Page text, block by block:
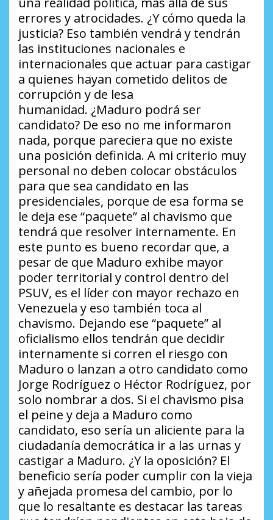
errores y atrocidades. ¿Y cómo queda la
justicia? Eso también vendrá y tendrán
las instituciones nacionales e
internacionales que actuar para castigar
a quienes hayan cometido delitos de
corrupción y de lesa
humanidad. ¿Maduro podrá ser
candidato? De eso no me informaron
nada, porque pareciera que no existe
una posición definida. A mi criterio muy
personal no deben colocar obstáculos
para que sea candidato en las
presidenciales, porque de esa forma se
le deja ese “paquete” al chavismo que
tendrá que resolver internamente. En
este punto es bueno recordar que, a
pesar de que Maduro exhibe mayor
poder territorial y control dentro del
PSUV, es el líder con mayor rechazo en
Venezuela y eso también toca al
chavismo. Dejando ese “paquete” al
oficialismo ellos tendrán que decidir
internamente si corren el riesgo con
Maduro o lanzan a otro candidato como
Jorge Rodríguez o Héctor Rodríguez, por
solo nombrar a dos. Si el chavismo pisa
el peine y deja a Maduro como
candidato, eso sería un aliciente para la
ciudadanía democrática ir a las urnas y
castigar a Maduro. ¿Y la oposición? El
beneficio sería poder cumplir con la vieja
y añejada promesa del cambio, por lo
que lo resaltante es destacar las tareas